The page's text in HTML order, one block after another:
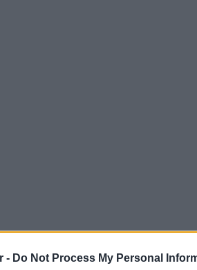
- Do Not Process My Personal